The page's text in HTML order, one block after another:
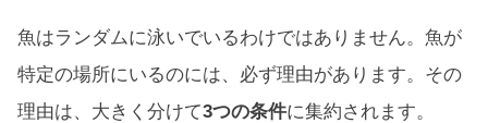
魚はランダムに泳いでいるわけではありません。魚が
特定の場所にいるのには、必ず理由があります。その
理由は、大きく分けて3つの条件に集約されます。